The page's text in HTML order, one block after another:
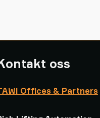
oss
Offices & Partners